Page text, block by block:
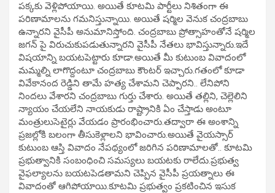
పక్కకు వెళ్లిపోయాయి. అయితే కూటమి పార్టీలు నిశితంగా ఈ
పరిణామాలను గమనిస్తున్నాయి. అయితే షర్మిల వెనుక చంద్రబాబు
ఉన్నారని వైసీపీ అనుమానిస్తోంది. చంద్రబాబు ప్రోత్సాహంతోనే షర్మిల
జగన్ పై విరుచుకుపడుతున్నారని వైసీపీ నేతలు భావిస్తున్నారు.ఇదే
విషయాన్ని బయటపెట్టారు కూడా.అయితే మీ కుటుంబ వివాదంలో
మమ్మల్ని లాగొద్దంటూ చంద్రబాబు కౌంటర్ ఇచ్చారు.గతంలో కూడా
వివేకానంద రెడ్డిని తామే హత్య చేశామని చెప్పారని.. లేనిపోని
నిందలు వేశారని చంద్రబాబు గుర్తు చేశారు. అయితే తల్లిని, చెల్లెలిని
న్యాయం చేయలేని నాయకుడు రాష్ట్రానికి ఏం చేస్తాడు అంటూ
మంత్రులుసెటైర్లు వేయడం ప్రారంభించారు.తద్వారా ఈ అంశాన్ని
ప్రజల్లోకి బలంగా తీసుకెళ్లాలని భావించారు.అయితే వైయస్సార్
కుటుంబ ఆస్తి వివాదం నేపథ్యంలో జరిగిన పరిణామాలతో.. కూటమి
ప్రభుత్వానికి సంబంధించి సమస్యలు బయటకు రాలేదు.ప్రభుత్వ
వైఫల్యాలను బయటపెడతామని చెప్పిన వైసీపీ ప్రయత్నాలు ఈ
వివాదంతో ఆగిపోయాయి.కూటమి ప్రభుత్వం ప్రకటించిన ఇసుక